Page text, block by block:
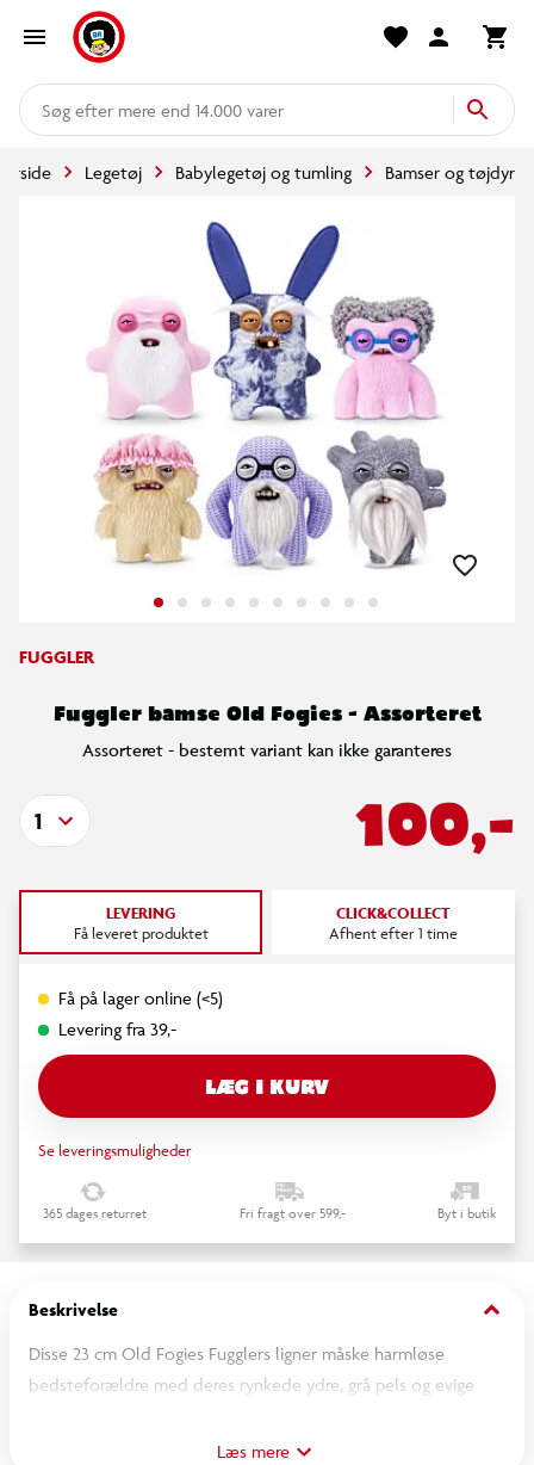
mere end 14.000 varer
Legetøj Babylegetøj og tumling Bamser og tøjdyr
FUGGLER
Fuggler bamse Old Fogies - Assorteret
Assorteret - bestemt variant kan ikke garanteres
100,-
1
LEVERING
Få leveret produktet
CLICK&COLLECT
Afhent efter 1 time
Få på lager online (<5)
Levering fra 39,-
LÆG I KURV
Se leveringsmuligheder
365 dages returret Fri fragt over 599,- Byt i butik
Beskrivelse keyboard_arrow_down
Disse 23 cm Old Fogies Fugglers ligner måske harmløse
bedsteforældre med deres rynkede ydre, grå pels og evige
rynkede og planlægger, hvordan de kan skabe maksimal
Læs mere